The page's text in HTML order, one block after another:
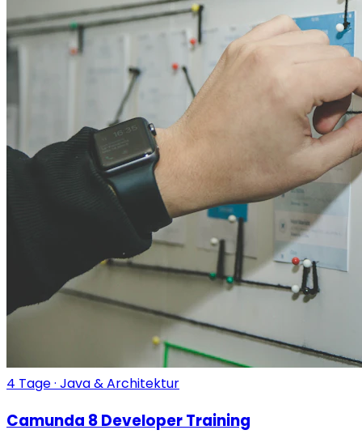
4 Tage · Java & Architektur
Camunda 8 Developer Training